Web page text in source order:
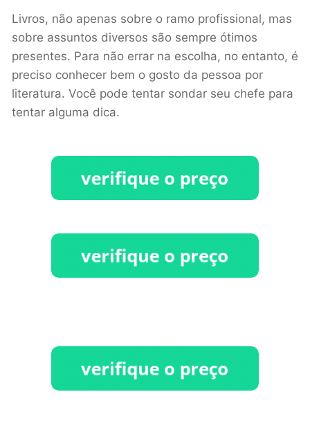
Livros, não apenas sobre o ramo profissional, mas
sobre assuntos diversos são sempre ótimos
presentes. Para não errar na escolha, no entanto, é
preciso conhecer bem o gosto da pessoa por
literatura. Você pode tentar sondar seu chefe para
tentar alguma dica.